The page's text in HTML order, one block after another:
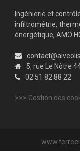
Ingénierie et
infiltrométrie,
énergétique, AMO
5, rue Le Nôtre
02 51 82 88 22
>>> Gestion des